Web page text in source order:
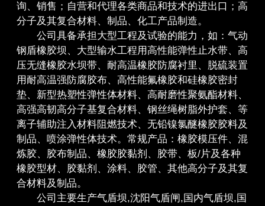
询、销售；自营和代理各类商品和技术的进出口；高
分子及其复合材料、制品、化工产品制造。
公司具备承担大型工程及试验的能力，如：气动
钢盾橡胶坝、大型输水工程用高性能弹性止水带、高
压无缝橡胶水坝带、耐高温橡胶防腐衬里、脱硫装置
用耐高温强防腐胶布、高性能氟橡胶和硅橡胶密封
垫、新型热塑性弹性体材料、高耐磨性聚氨酯材料、
高强高韧高分子基复合材料、钢丝绳树脂外护套、等
离子辅助注入材料阻燃技术、无铅镍氯醚橡胶胶料及
制品、喷涂弹性体技术。常规产品：橡胶模压件、混
炼胶、胶布制品、橡胶胶黏剂、胶带、板/片及各种
橡胶型材、胶黏剂、涂料、胶管、其他高分子及其复
合材料及制品。
公司主要生产气盾坝,沈阳气盾闸,国内气盾坝,国